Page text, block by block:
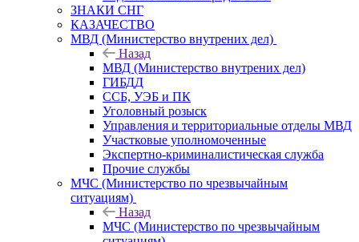
ЗНАКИ СНГ
КАЗАЧЕСТВО
МВД (Министерство внутрених дел)
Назад
МВД (Министерство внутрених дел)
ГИБДД
ССБ, УЭБ и ПК
Уголовный розыск
Управления и территориальные отделы МВД
Участковые уполномоченные
Экспертно-криминалистическая служба
Прочие службы
МЧС (Министерство по чрезвычайным
ситуациям)
Назад
МЧС (Министерство по чрезвычайным